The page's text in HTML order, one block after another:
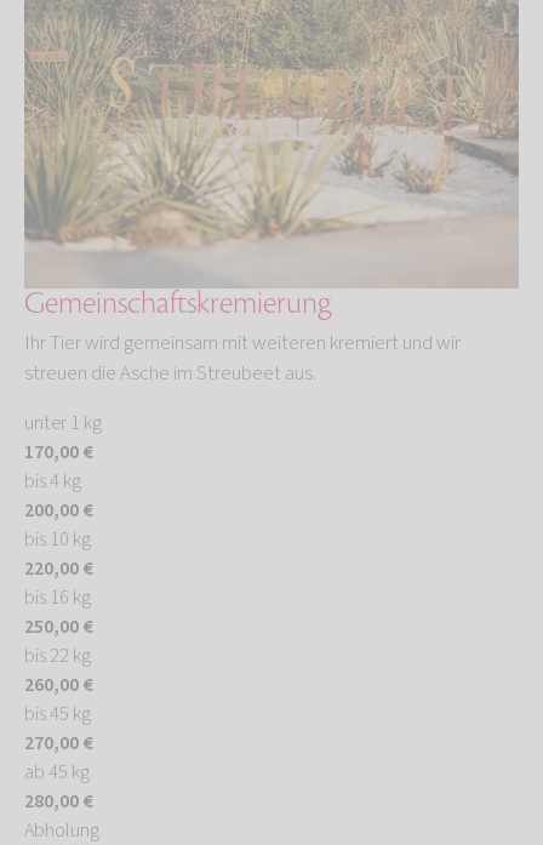
Gemeinschaftskremierung
Ihr Tier wird gemeinsam mit weiteren kremiert und wir
streuen die Asche im Streubeet aus.
unter 1 kg
170,00 €
bis 4 kg
200,00 €
bis 10 kg
220,00 €
bis 16 kg
250,00 €
bis 22 kg
260,00 €
bis 45 kg
270,00 €
ab 45 kg
280,00 €
Abholung